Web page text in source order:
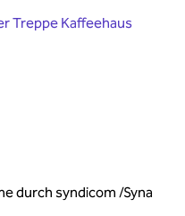
Treppe Kaffeehaus
durch syndicom /Syna